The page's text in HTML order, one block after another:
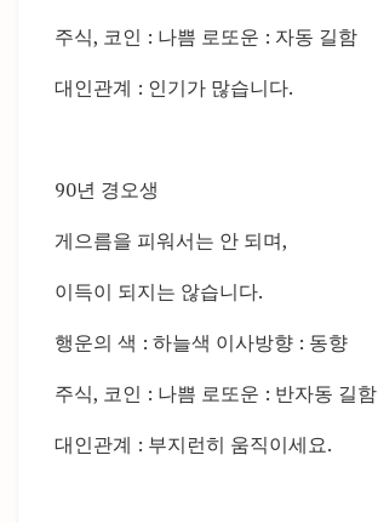
주식, 코인 : 나쁨 로또운 : 자동 길함
대인관계 : 인기가 많습니다.
90년 경오생
게으름을 피워서는 안 되며,
이득이 되지는 않습니다.
행운의 색 : 하늘색 이사방향 : 동향
주식, 코인 : 나쁨 로또운 : 반자동 길함
대인관계 : 부지런히 움직이세요.